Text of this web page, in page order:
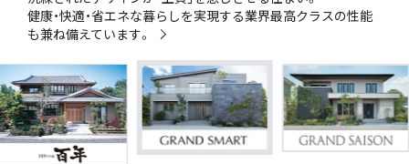
健康・快適・省エネな暮らしを実現する業界最高クラスの性能
も兼ね備えています。